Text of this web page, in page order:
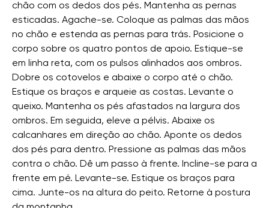
chão com os dedos dos pés. Mantenha as pernas
esticadas. Agache-se. Coloque as palmas das mãos
no chão e estenda as pernas para trás. Posicione o
corpo sobre os quatro pontos de apoio. Estique-se
em linha reta, com os pulsos alinhados aos ombros.
Dobre os cotovelos e abaixe o corpo até o chão.
Estique os braços e arqueie as costas. Levante o
queixo. Mantenha os pés afastados na largura dos
ombros. Em seguida, eleve a pélvis. Abaixe os
calcanhares em direção ao chão. Aponte os dedos
dos pés para dentro. Pressione as palmas das mãos
contra o chão. Dê um passo à frente. Incline-se para a
frente em pé. Levante-se. Estique os braços para
cima. Junte-os na altura do peito. Retorne à postura